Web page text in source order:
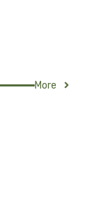
More